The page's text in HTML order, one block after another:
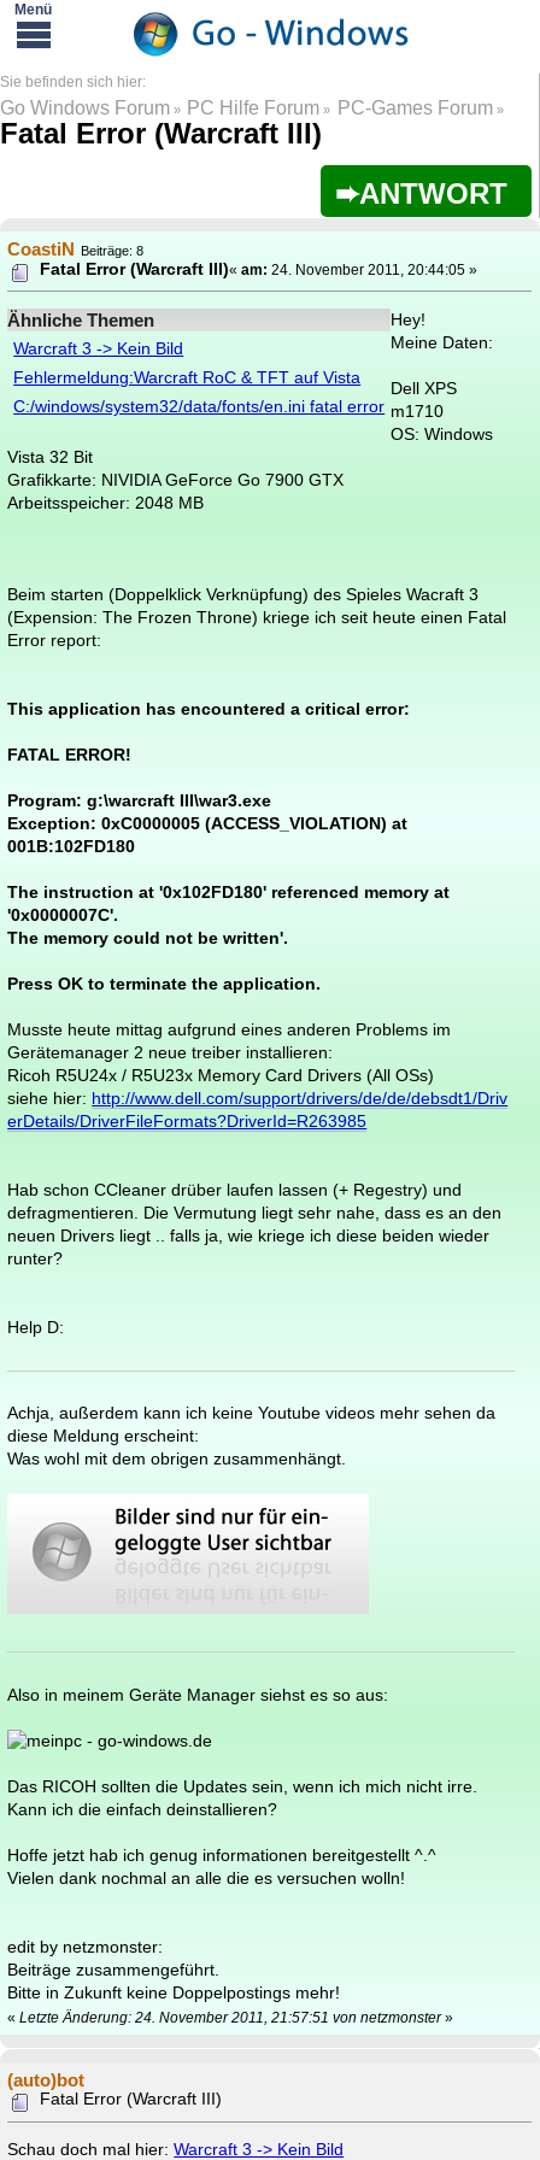
Go Windows Forum » PC Hilfe Forum » PC-Games Forum»
Fatal Error (Warcraft III)
ANTWORT
CoastiN Beiträge: 8
Fatal Error (Warcraft III)«am: 24. November 2011, 20:44:05 »
Ähnliche Themen
Warcraft 3 -> Kein Bild
Fehlermeldung:Warcraft RoC & TFT auf Vista
C:/windows/system32/data/fonts/en.ini fatal error
Hey!
Meine Daten:
Dell XPS
m1710
OS: Windows
Vista 32 Bit
Grafikkarte: NIVIDIA GeForce Go 7900 GTX
Arbeitsspeicher: 2048 MB
Beim starten (Doppelklick Verknüpfung) des Spieles Wacraft 3
(Expension: The Frozen Throne) kriege ich seit heute einen Fatal
Error report:
This application has encountered a critical error:
FATAL ERROR!
Program: g:\warcraft III\war3.exe
Exception: 0xC0000005 (ACCESS_VIOLATION) at
001B:102FD180
The instruction at '0x102FD180' referenced memory at
'0x0000007C'.
The memory could not be written'.
Press OK to terminate the application.
Musste heute mittag aufgrund eines anderen Problems im
Gerätemanager 2 neue treiber installieren:
Ricoh R5U24x / R5U23x Memory Card Drivers (All OSs)
siehe hier: http://www.dell.com/support/drivers/de/de/debsdt1/Driv
erDetails/DriverFileFormats?DriverId=R263985
Hab schon CCleaner drüber laufen lassen (+ Regestry) und
defragmentieren. Die Vermutung liegt sehr nahe, dass es an den
neuen Drivers liegt .. falls ja, wie kriege ich diese beiden wieder
runter?
Help D:
Achja, außerdem kann ich keine Youtube videos mehr sehen da
diese Meldung erscheint:
Was wohl mit dem obrigen zusammenhängt.
Also in meinem Geräte Manager siehst es so aus:
Das RICOH sollten die Updates sein, wenn ich mich nicht irre.
Kann ich die einfach deinstallieren?
Hoffe jetzt hab ich genug informationen bereitgestellt ^.^
Vielen dank nochmal an alle die es versuchen wolln!
edit by netzmonster:
Beiträge zusammengeführt.
Bitte in Zukunft keine Doppelpostings mehr!
«Letzte Änderung: 24. November 2011, 21:57:51 von netzmonster»
(auto)bot
Fatal Error (Warcraft III)
Schau doch mal hier:Warcraft 3 -> Kein Bild